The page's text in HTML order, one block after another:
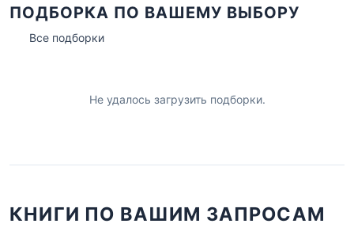
ПОДБОРКА ПО ВАШЕМУ ВЫБОРУ
Все подборки
Не удалось загрузить подборки.
КНИГИ ПО ВАШИМ ЗАПРОСАМ